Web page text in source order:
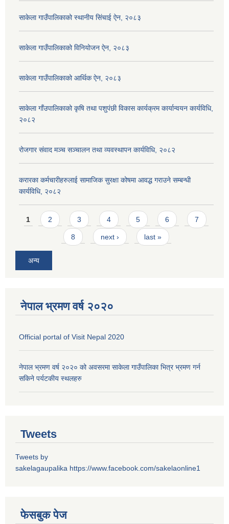
साकेला गाउँपालिकाको स्थानीय सिंचाई ऐन, २०८३
साकेला गाउँपालिकाको विनियोजन ऐन, २०८३
साकेला गाउँपालिकाको आर्थिक ऐन, २०८३
साकेला गाँउपालिकाको कृषि तथा पशुपंछी विकास कार्यक्रम कार्यान्वयन कार्यविधि,
२०८२
रोजगार संवाद मञ्च सञ्चालन तथा व्यवस्थापन कार्यविधि, २०८२
करारका कर्मचारीहरुलाई सामाजिक सुरक्षा कोषमा आवद्ध गराउने सम्बन्धी
कार्यविधि, २०८२
Pages
1 2 3 4 5 6 7
8 next › last »
अन्य
नेपाल भ्रमण वर्ष २०२०
Official portal of Visit Nepal 2020
नेपाल भ्रमण वर्ष २०२० को अवसरमा साकेला गाउँपालिका भित्र भ्रमण गर्न
सकिने पर्यटकीय स्थलहरु
Tweets
Tweets by
sakelagaupalika https://www.facebook.com/sakelaonline1
फेसबुक पेज